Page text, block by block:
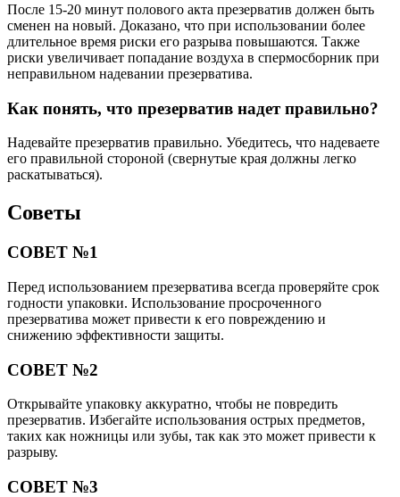
После 15-20 минут полового акта презерватив должен быть
сменен на новый. Доказано, что при использовании более
длительное время риски его разрыва повышаются. Также
риски увеличивает попадание воздуха в спермосборник при
неправильном надевании презерватива.
Как понять, что презерватив надет правильно?
Надевайте презерватив правильно. Убедитесь, что надеваете
его правильной стороной (свернутые края должны легко
раскатываться).
Советы
СОВЕТ №1
Перед использованием презерватива всегда проверяйте срок
годности упаковки. Использование просроченного
презерватива может привести к его повреждению и
снижению эффективности защиты.
СОВЕТ №2
Открывайте упаковку аккуратно, чтобы не повредить
презерватив. Избегайте использования острых предметов,
таких как ножницы или зубы, так как это может привести к
разрыву.
СОВЕТ №3